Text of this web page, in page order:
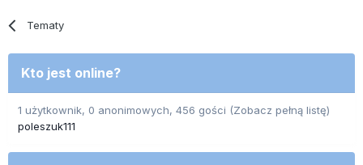
Tematy
Kto jest online?
1 użytkownik, 0 anonimowych, 456 gości (Zobacz pełną listę)
poleszuk111